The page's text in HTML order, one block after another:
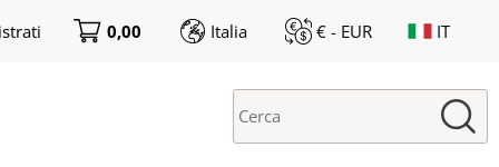
Se non sei ancora registrato sul
nostro sito clicca sul pulsante
0,00 Italia € - EUR IT